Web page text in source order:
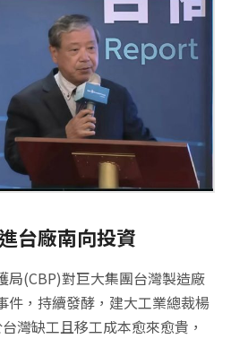
台廠南向投資
局(CBP)對巨大集團台灣製造廠
件，持續發酵，建大工業總裁楊
灣缺工且移工成本愈來愈貴，